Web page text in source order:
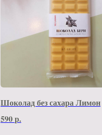
Шоколад без сахара Лимон
590р.